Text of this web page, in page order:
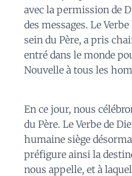
avec la permission de
des messages. Le
sein du Père, a pris
entré dans le monde
Nouvelle à tous les
En ce jour, nous
du Père. Le Verbe de
humaine siège
préfigure ainsi la
nous appelle, et à